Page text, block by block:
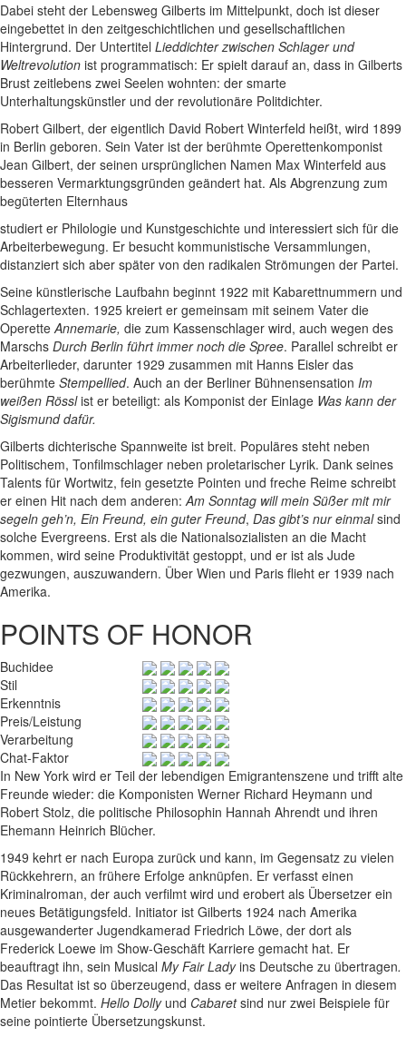
Dabei steht der Lebensweg Gilberts im Mittelpunkt, doch ist dieser
eingebettet in den zeitgeschichtlichen und gesellschaftlichen
Hintergrund. Der Untertitel Lieddichter zwischen Schlager und
Weltrevolution ist programmatisch: Er spielt darauf an, dass in Gilberts
Brust zeitlebens zwei Seelen wohnten: der smarte
Unterhaltungskünstler und der revolutionäre Politdichter.
Robert Gilbert, der eigentlich David Robert Winterfeld heißt, wird 1899
in Berlin geboren. Sein Vater ist der berühmte Operettenkomponist
Jean Gilbert, der seinen ursprünglichen Namen Max Winterfeld aus
besseren Vermarktungsgründen geändert hat. Als Abgrenzung zum
begüterten Elternhaus
studiert er Philologie und Kunstgeschichte und interessiert sich für die
Arbeiterbewegung. Er besucht kommunistische Versammlungen,
distanziert sich aber später von den radikalen Strömungen der Partei.
Seine künstlerische Laufbahn beginnt 1922 mit Kabarettnummern und
Schlagertexten. 1925 kreiert er gemeinsam mit seinem Vater die
OperetteAnnemarie, die zum Kassenschlager wird, auch wegen des
Marschs Durch Berlin führt immer noch die Spree. Parallel schreibt er
Arbeiterlieder, darunter 1929zusammen mit Hanns Eisler das
berühmte Stempellied. Auch an der Berliner Bühnensensation Im
weißen Rösslist er beteiligt: als Komponist der Einlage Was kann der
Sigismund dafür.
Gilberts dichterische Spannweite ist breit. Populäres steht neben
Politischem, Tonfilmschlager neben proletarischer Lyrik. Dank seines
Talents für Wortwitz, fein gesetzte Pointen und freche Reime schreibt
er einen Hit nach dem anderen:Am Sonntag will mein Süßer mit mir
segeln geh’n, Ein Freund, ein guter Freund, Das gibt’s nur einmalsind
solche Evergreens. Erst als die Nationalsozialisten an die Macht
kommen, wird seine Produktivität gestoppt, und er ist als Jude
gezwungen, auszuwandern. Über Wien und Paris flieht er 1939 nach
Amerika.
POINTS OF HONOR
Buchidee
Stil
Erkenntnis
Preis/Leistung
Verarbeitung
Chat-Faktor
In New York wird er Teil der lebendigen Emigrantenszene und trifft alte
Freunde wieder: die Komponisten Werner Richard Heymann und
Robert Stolz, die politische Philosophin Hannah Ahrendt und ihren
Ehemann Heinrich Blücher.
1949 kehrt er nach Europa zurück und kann, im Gegensatz zu vielen
Rückkehrern, an frühere Erfolge anknüpfen. Er verfasst einen
Kriminalroman, der auch verfilmt wird und erobert als Übersetzer ein
neues Betätigungsfeld. Initiator ist Gilberts 1924 nach Amerika
ausgewanderter Jugendkamerad Friedrich Löwe, der dort als
Frederick Loewe im Show-Geschäft Karriere gemacht hat. Er
beauftragt ihn, sein Musical My Fair Ladyins Deutsche zu übertragen.
Das Resultat ist so überzeugend, dass er weitere Anfragen in diesem
Metier bekommt. Hello Dollyund Cabaretsind nur zwei Beispiele für
seine pointierte Übersetzungskunst.